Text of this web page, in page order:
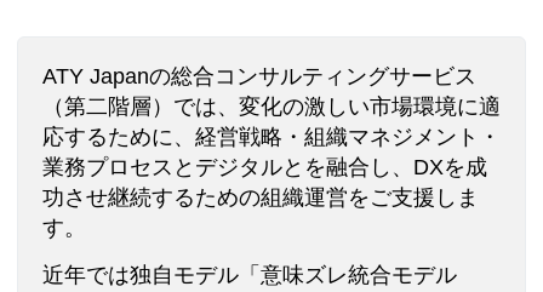
ATY Japanの総合コンサルティングサービス
（第二階層）では、変化の激しい市場環境に適
応するために、経営戦略・組織マネジメント・
業務プロセスとデジタルとを融合し、DXを成
功させ継続するための組織運営をご支援しま
す。
近年では独自モデル「意味ズレ統合モデル